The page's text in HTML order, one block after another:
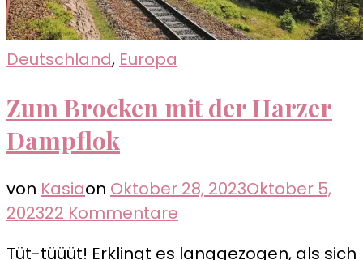
Deutschland, Europa
Zum Brocken mit der Harzer
Dampflok
von Kasiaon Oktober 28, 2023Oktober 5,
202322 Kommentare
Tüt-tüüüt! Erklingt es langgezogen, als sich